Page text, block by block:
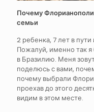
Почему
семьи
2 ребенка, 7 лет в
Пожалуй, именно так
в Бразилию. Меня
поделюсь с вами,
почему выбрали
проехав до этого
видим в этом месте.